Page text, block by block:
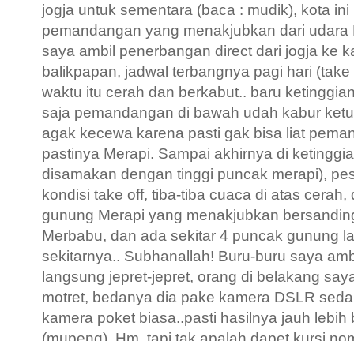
jogja untuk sementara (baca : mudik), kota
pemandangan yang menakjubkan dari udara
saya ambil penerbangan direct dari jogja ke
balikpapan, jadwal terbangnya pagi hari
waktu itu cerah dan berkabut.. baru
saja pemandangan di bawah udah kabur
agak kecewa karena pasti gak bisa liat
pastinya Merapi. Sampai akhirnya di
disamakan dengan tinggi puncak merapi),
kondisi take off, tiba-tiba cuaca di atas
gunung Merapi yang menakjubkan
Merbabu, dan ada sekitar 4 puncak gunung
sekitarnya.. Subhanallah! Buru-buru saya
langsung jepret-jepret, orang di belakang
motret, bedanya dia pake kamera DSLR
kamera poket biasa..pasti hasilnya jauh